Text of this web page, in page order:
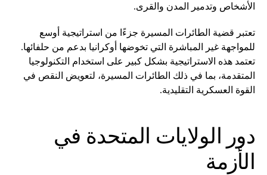
الأشخاص وتدمير المدن والقرى.
تعتبر قضية الطائرات المسيرة جزءًا من استراتيجية أوسع
للمواجهة غير المباشرة التي تخوضها أوكرانيا بدعم من حلفائها.
تعتمد هذه الاستراتيجية بشكل كبير على استخدام التكنولوجيا
المتقدمة، بما في ذلك الطائرات المسيرة، لتعويض النقص في
القوة العسكرية التقليدية.
دور الولايات المتحدة في
الأزمة